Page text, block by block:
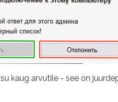
kaug arvutile - see on